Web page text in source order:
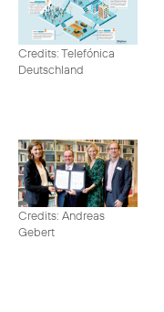
Credits: Telefónica
Deutschland
Credits: Andreas
Gebert